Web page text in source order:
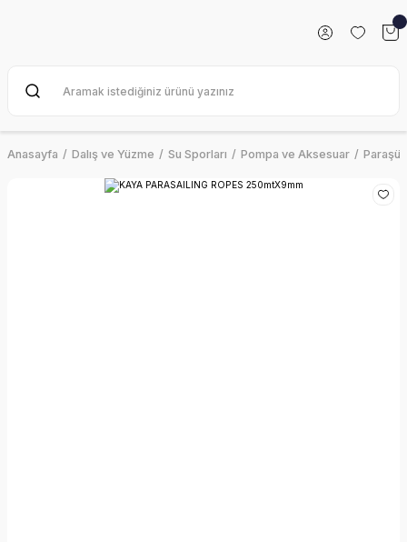
Anasayfa Dalış ve Yüzme Su Sporları Pompa ve Aksesuar Paraşüt